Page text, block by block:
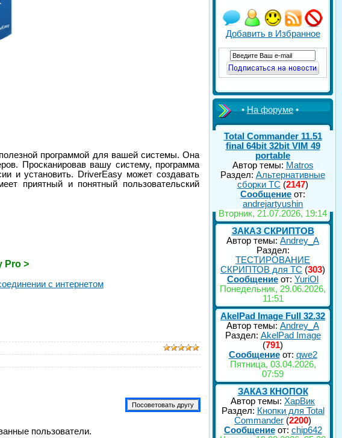
программой для вашей системы. Она
Просканировав вашу систему, программа
и установить. DriverEasy может создавать
приятный и понятный пользовательский
Pro >
с интернетом
пользователи.
Добавить в Избранное
•На форуме•
Total Commander 11.51
final 64bit 32bit VIM 49
portable
Автор темы: Matros
Раздел: Альтернативные
сборки ТС (2147)
Сообщение от:
andrejartyushin
Вторник, 21.07.2026, 19:14
ЗАКАЗ СКРИПТОВ
Автор темы: Andrey_A
Раздел:
ТЕСТИРОВАНИЕ
СКРИПТОВ для TC (303)
Сообщение от: YuriOl
Понедельник, 29.06.2026,
11:51
AkelPad Image Full 32.32
Автор темы: Andrey_A
Раздел: AkelPad Image
(791)
Сообщениеот: qwe2
Пятница, 03.04.2026,
07:59
ЗАКАЗ КНОПОК
Автор темы: ХарВик
Раздел: Кнопки для Total
Commander (2200)
Сообщениеот: chip642